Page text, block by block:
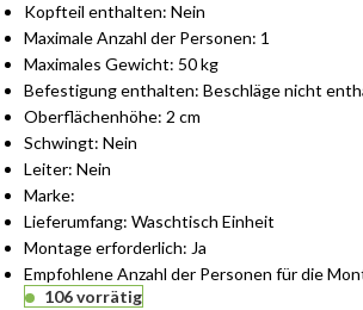
Kopfteil enthalten: Nein
Maximale Anzahl der Personen: 1
Maximales Gewicht: 50 kg
Befestigung enthalten: Beschläge nicht
Oberflächenhöhe: 2 cm
Schwingt: Nein
Leiter: Nein
Marke:
Lieferumfang: Waschtisch Einheit
Montage erforderlich: Ja
Empfohlene Anzahl der Personen für die
106 vorrätig